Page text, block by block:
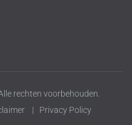
rechten voorbehouden.
| Privacy Policy